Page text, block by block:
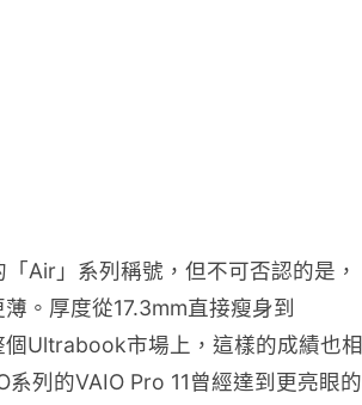
Air」系列稱號，但不可否認的是，
。厚度從17.3mm直接瘦身到
Ultrabook市場上，這樣的成績也相
列的VAIO Pro 11曾經達到更亮眼的